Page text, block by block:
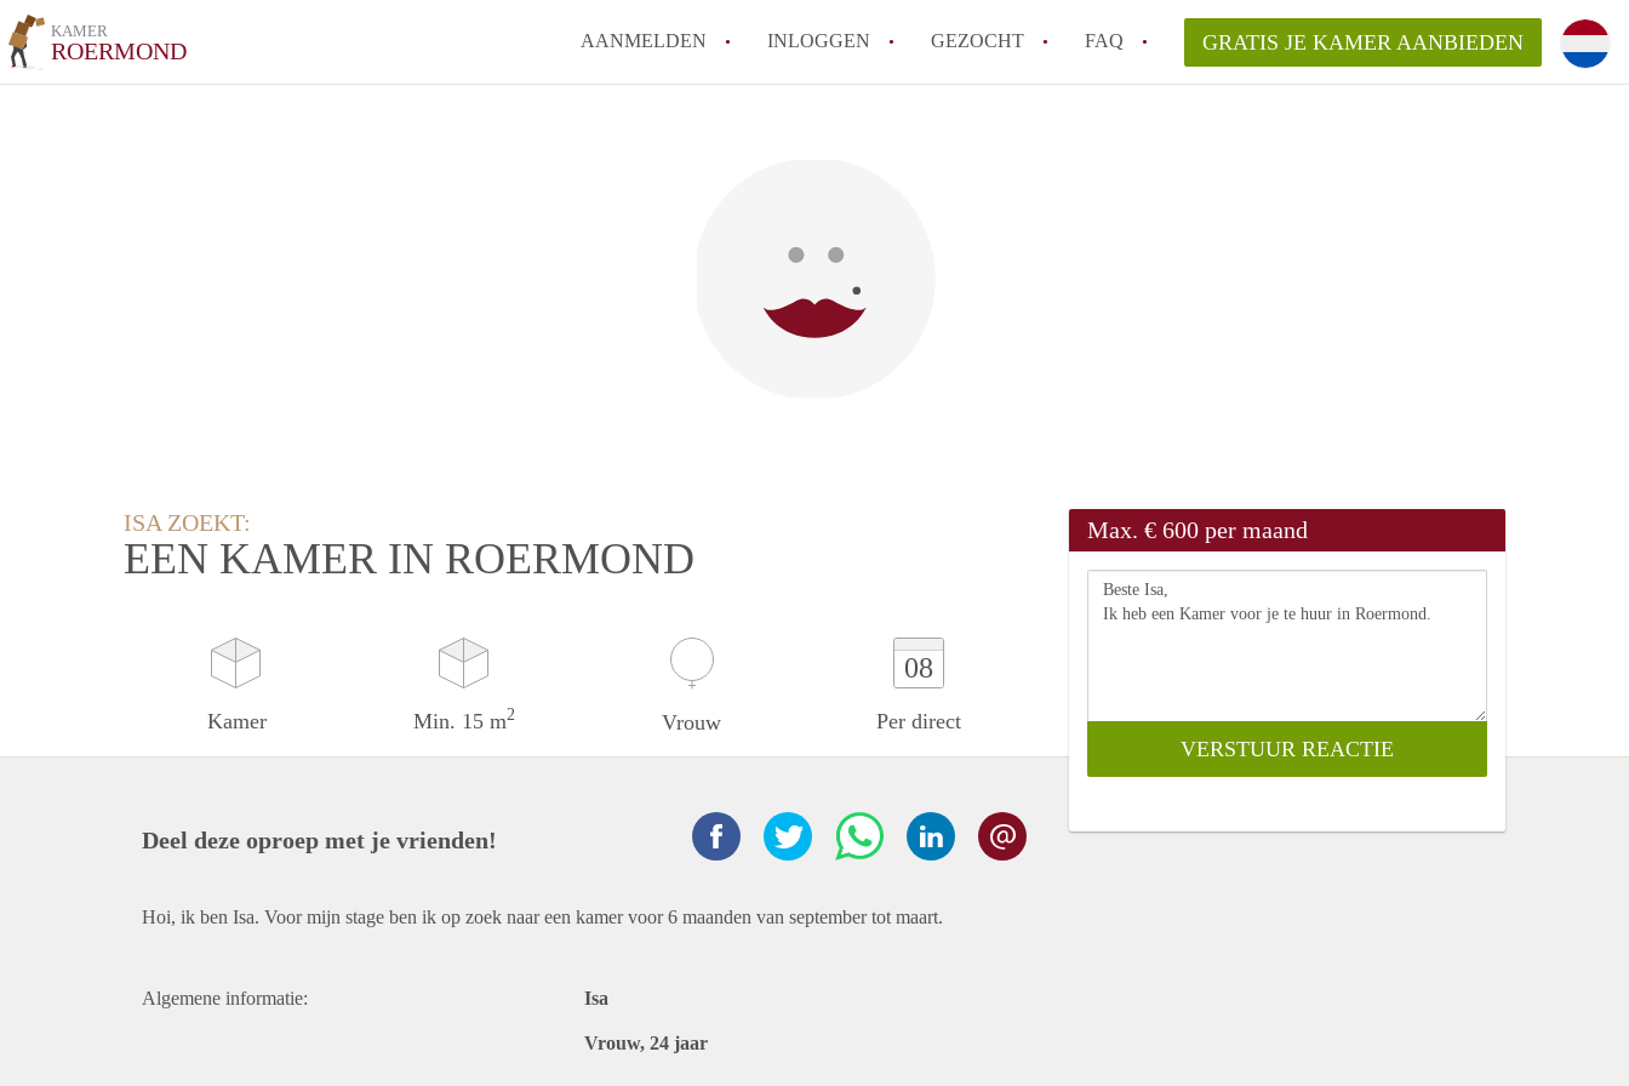
KAMER
ROERMOND AANMELDEN INLOGGEN GEZOCHT FAQ GRATIS JE KAMER AANBIEDEN
ISA ZOEKT:
EEN KAMER IN ROERMOND
Kamer Min. 15 m2 Vrouw
08
Per direct
Max. € 600 per maand
Deel deze oproep met je vrienden!
Hoi, ik ben Isa. Voor mijn stage ben ik op zoek naar een kamer voor 6 maanden van september tot maart.
Algemene informatie: Isa
Vrouw, 24 jaar